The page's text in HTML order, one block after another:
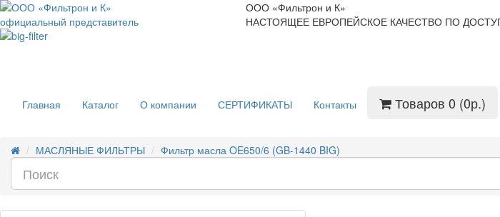
официальный представитель
ООО «Фильтрон и К»
НАСТОЯЩЕЕ ЕВРОПЕЙСКОЕ КАЧЕСТВО ПО
Главная
Каталог О компании СЕРТИФИКАТЫ Контакты Товаров 0 (0р.)
МАСЛЯНЫЕ ФИЛЬТРЫ Фильтр масла OE650/6 (GB-1440 BIG)